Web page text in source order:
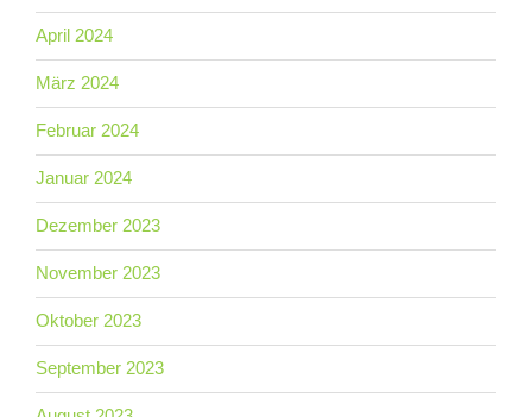
April 2024
März 2024
Februar 2024
Januar 2024
Dezember 2023
November 2023
Oktober 2023
September 2023